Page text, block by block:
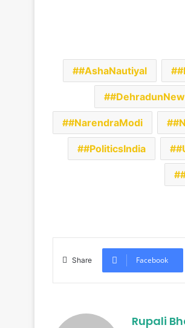
#AshaNautiyal
#NarendraModi
#PoliticsIndia
Share Facebook
Rupali